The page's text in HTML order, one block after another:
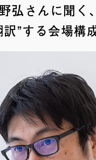
弘さんに聞く
”する会場構